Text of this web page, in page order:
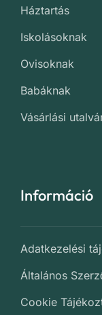
Háztartás
Iskolásoknak
Ovisoknak
Babáknak
Vásárlási
Információ
Adatkezelési
Általános
Cookie